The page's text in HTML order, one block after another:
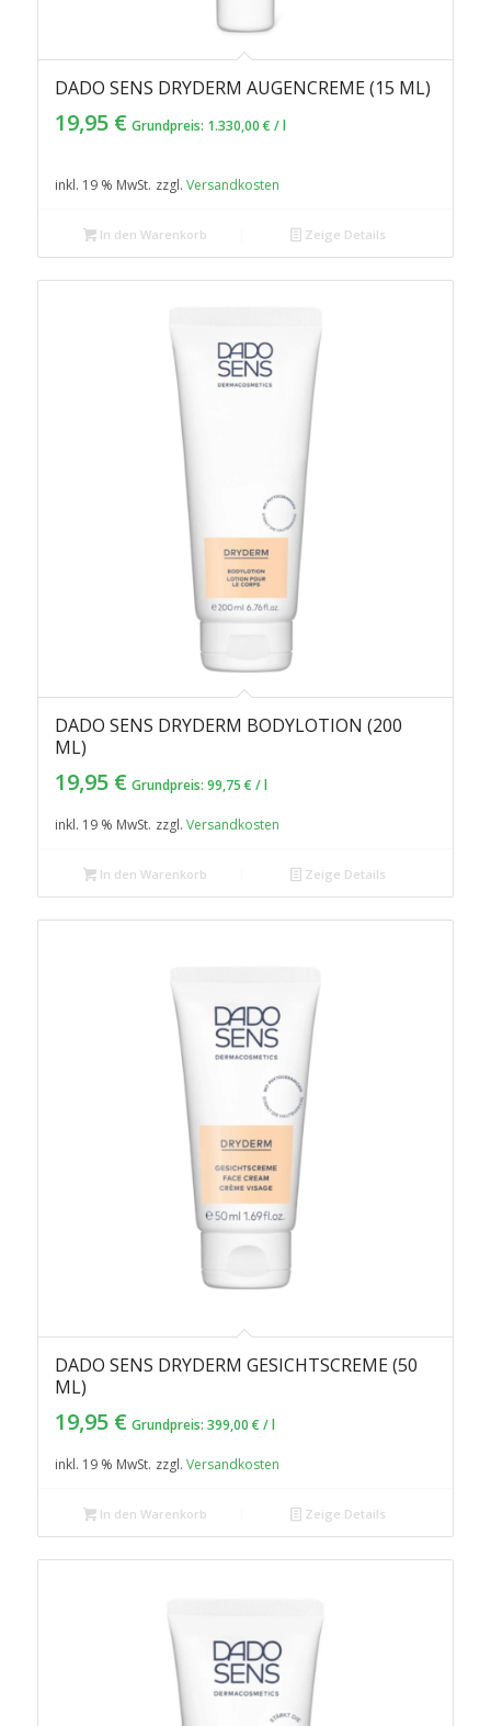
DADO SENS DRYDERM AUGENCREME (15 ML)
19,95 € Grundpreis: 1.330,00 € /l
inkl. 19 % MwSt. zzgl. Versandkosten
In den Warenkorb Zeige Details
DADO SENS DRYDERM BODYLOTION (200
ML)
19,95 € Grundpreis: 99,75 € /l
inkl. 19 % MwSt. zzgl. Versandkosten
In den Warenkorb Zeige Details
DADO SENS DRYDERM GESICHTSCREME (50
ML)
19,95 € Grundpreis: 399,00 € /l
inkl. 19 % MwSt. zzgl. Versandkosten
In den Warenkorb Zeige Details